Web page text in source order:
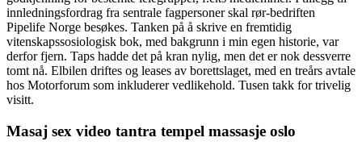
innledningsfordrag fra sentrale fagpersoner skal rør-bedriften
Pipelife Norge besøkes. Tanken på å skrive en fremtidig
vitenskapssosiologisk bok, med bakgrunn i min egen historie, var
derfor fjern. Taps hadde det på kran nylig, men det er nok dessverre
tomt nå. Elbilen driftes og leases av borettslaget, med en treårs avtale
hos Motorforum som inkluderer vedlikehold. Tusen takk for trivelig
visitt.
Masaj sex video tantra tempel massasje oslo